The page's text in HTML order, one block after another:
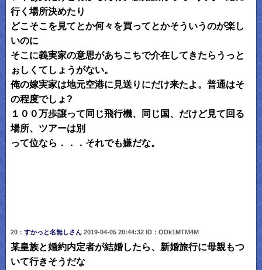
行く場所決めたり
どこそこを見てとか何々を買ってとかそういうのが楽し
いのに
そこに義実家の意思があちこちで介在してきたらうっと
ぉしくてしょうがない。
俺の嫁実家は地元空港に見送りにだけ来たよ。普通はそ
の程度でしょ?
１００万歩譲って同じ飛行機、同じ国、だけど見て回る
場所、ツアーは別
って位なら．．．それでも嫌だな。
20： すかっと名無しさん 2019-04-05 20:44:32 ID：ODk1MTM4M
某皇族と婚約内定者が結婚したら、新婚旅行に母親もつ
いて行きそうだな